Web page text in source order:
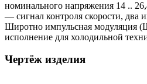
номинального напряжения 14 ..
— сигнал контроля скорости, два
Широтно импульсная модуляция
исполнение для холодильной
Чертёж изделия